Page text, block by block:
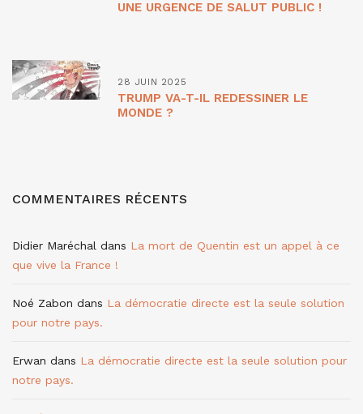
UNE URGENCE DE SALUT PUBLIC !
28 JUIN 2025
TRUMP VA-T-IL REDESSINER LE
MONDE ?
COMMENTAIRES RÉCENTS
Didier Maréchal dans La mort de Quentin est un appel à ce
que vive la France !
Noé Zabon dans La démocratie directe est la seule solution
pour notre pays.
Erwan dans La démocratie directe est la seule solution pour
notre pays.